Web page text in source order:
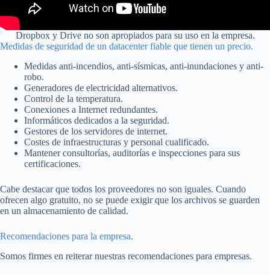
Dropbox y Drive no son apropiados para su uso en la empresa.
Medidas de seguridad de un datacenter fiable que tienen un precio.
Medidas anti-incendios, anti-sísmicas, anti-inundaciones y anti-
robo.
Generadores de electricidad alternativos.
Control de la temperatura.
Conexiones a Internet redundantes.
Informáticos dedicados a la seguridad.
Gestores de los servidores de internet.
Costes de infraestructuras y personal cualificado.
Mantener consultorías, auditorías e inspecciones para sus
certificaciones.
Cabe destacar que todos los proveedores no son iguales. Cuando
ofrecen algo gratuito, no se puede exigir que los archivos se guarden
en un almacenamiento de calidad.
Recomendaciones para la empresa.
Somos firmes en reiterar nuestras recomendaciones para empresas.